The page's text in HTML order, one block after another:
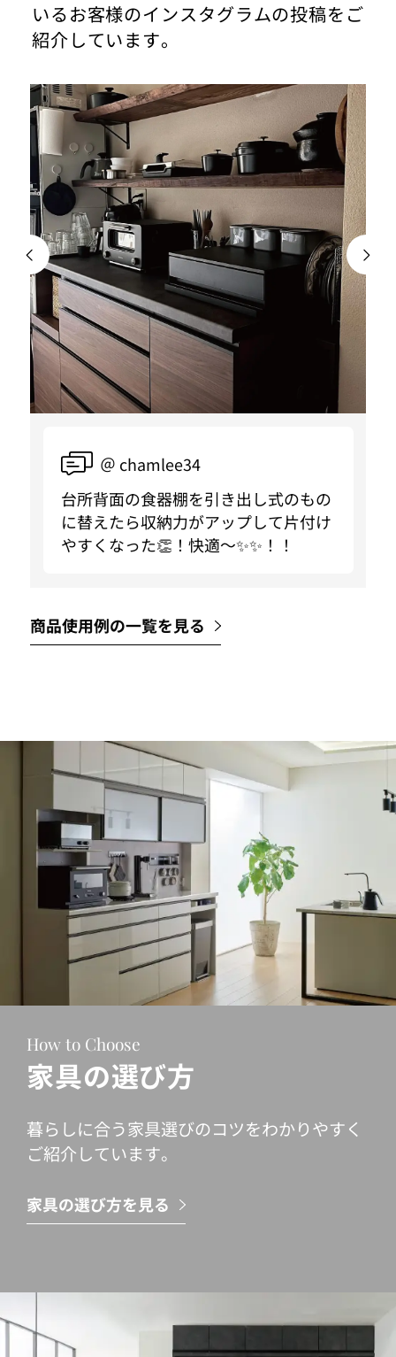
いるお客様のインスタグラムの投稿をご
紹介しています。
＠ chamlee34
台所背面の食器棚を引き出し式のもの
に替えたら収納力がアップして片付け
やすくなった👏！快適〜✨✨！！
商品使用例の一覧を見る
How to Choose
家具の選び方
暮らしに合う家具選びのコツをわかりやすく
ご紹介しています。
家具の選び方を見る